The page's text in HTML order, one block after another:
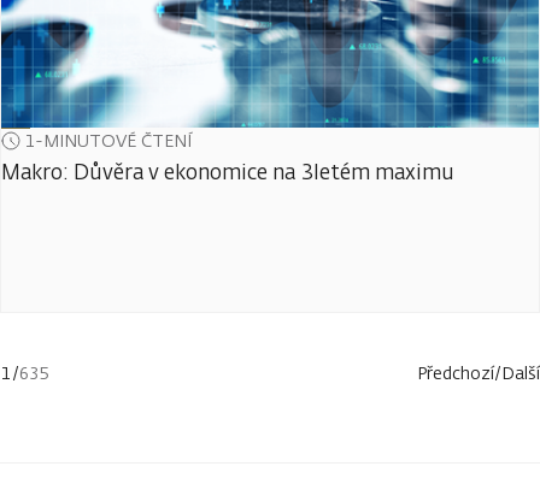
1-MINUTOVÉ ČTENÍ
Makro: Důvěra v ekonomice na 3letém maximu
1/635 Předchozí/Další